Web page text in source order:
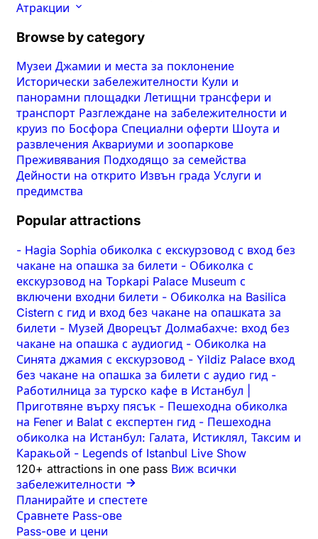
Атракции
Browse by category
Музеи Джамии и места за поклонение
Исторически забележителности Кули и
панорамни площадки Летищни трансфери и
транспорт Разглеждане на забележителности и
круиз по Босфора Специални оферти Шоута и
развлечения Аквариуми и зоопаркове
Преживявания Подходящо за семейства
Дейности на открито Извън града Услуги и
предимства
Popular attractions
- Hagia Sophia обиколка с екскурзовод с вход без
чакане на опашка за билети - Обиколка с
екскурзовод на Topkapi Palace Museum с
включени входни билети - Обиколка на Basilica
Cistern с гид и вход без чакане на опашката за
билети - Музей Дворецът Долмабахче: вход без
чакане на опашка с аудиогид - Обиколка на
Синята джамия с екскурзовод - Yildiz Palace вход
без чакане на опашка за билети с аудио гид -
Работилница за турско кафе в Истанбул |
Приготвяне върху пясък - Пешеходна обиколка
на Fener и Balat с експертен гид - Пешеходна
обиколка на Истанбул: Галата, Истиклял, Таксим и
Каракьой - Legends of Istanbul Live Show
120+ attractions in one pass Виж всички
забележителности
Планирайте и спестете
Сравнете Pass-ове
Pass-ове и цени